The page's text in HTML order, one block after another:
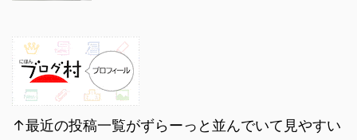
↑最近の投稿一覧がずらーっと並んでいて見やすい